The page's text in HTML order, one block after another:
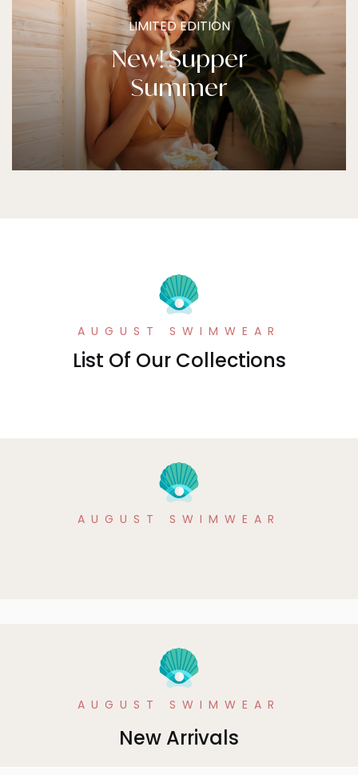
DISCOVER NOW
LIMITED EDITION
New! Supper
Summer
AUGUST SWIMWEAR
List Of Our Collections
AUGUST SWIMWEAR
AUGUST SWIMWEAR
New Arrivals